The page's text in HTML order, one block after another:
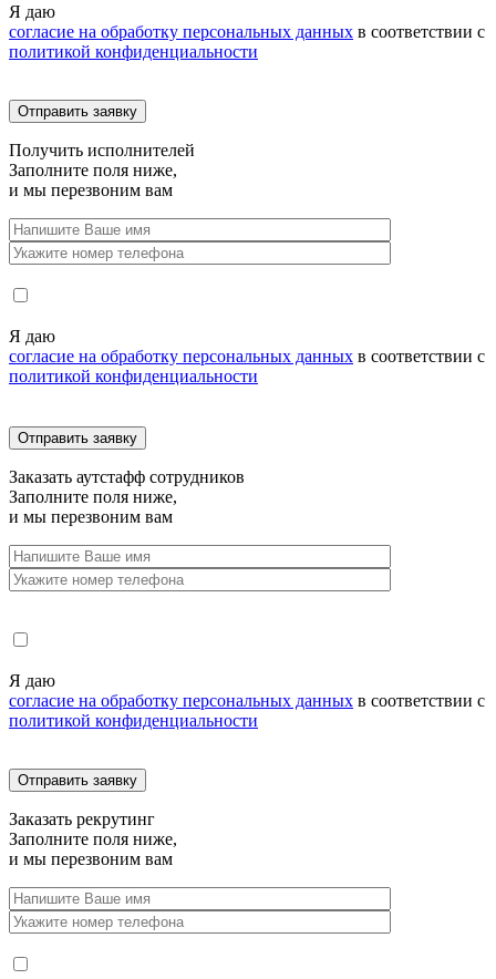
Я даю
согласие на обработку персональных данных в соответствии с
политикой конфиденциальности
Получить исполнителей
Заполните поля ниже,
и мы перезвоним вам
Я даю
согласие на обработку персональных данных в соответствии с
политикой конфиденциальности
Заказать аутстафф сотрудников
Заполните поля ниже,
и мы перезвоним вам
Я даю
согласие на обработку персональных данных в соответствии с
политикой конфиденциальности
Заказать рекрутинг
Заполните поля ниже,
и мы перезвоним вам